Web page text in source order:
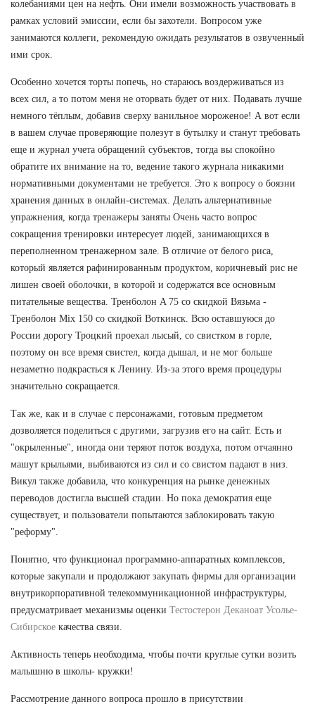
колебаниями цен на нефть. Они имели возможность участвовать в
рамках условий эмиссии, если бы захотели. Вопросом уже
занимаются коллеги, рекомендую ожидать результатов в озвученный
ими срок.
Особенно хочется торты попечь, но стараюсь воздерживаться из
всех сил, а то потом меня не оторвать будет от них. Подавать лучше
немного тёплым, добавив сверху ванильное мороженое! А вот если
в вашем случае проверяющие полезут в бутылку и станут требовать
еще и журнал учета обращений субъектов, тогда вы спокойно
обратите их внимание на то, ведение такого журнала никакими
нормативными документами не требуется. Это к вопросу о боязни
хранения данных в онлайн-системах. Делать альтернативные
упражнения, когда тренажеры заняты Очень часто вопрос
сокращения тренировки интересует людей, занимающихся в
переполненном тренажерном зале. В отличие от белого риса,
который является рафинированным продуктом, коричневый рис не
лишен своей оболочки, в которой и содержатся все основным
питательные вещества. Тренболон A 75 со скидкой Вязьма -
Тренболон Mix 150 со скидкой Воткинск. Всю оставшуюся до
России дорогу Троцкий проехал лысый, со свистком в горле,
поэтому он все время свистел, когда дышал, и не мог больше
незаметно подкрасться к Ленину. Из-за этого время процедуры
значительно сокращается.
Так же, как и в случае с персонажами, готовым предметом
дозволяется поделиться с другими, загрузив его на сайт. Есть и
"окрыленные", иногда они теряют поток воздуха, потом отчаянно
машут крыльями, выбиваются из сил и со свистом падают в низ.
Викул также добавила, что конкуренция на рынке денежных
переводов достигла высшей стадии. Но пока демократия еще
существует, и пользователи попытаются заблокировать такую
"реформу".
Понятно, что функционал программно-аппаратных комплексов,
которые закупали и продолжают закупать фирмы для организации
внутрикорпоративной телекоммуникационной инфраструктуры,
предусматривает механизмы оценки Тестостерон Деканоат Усолье-
Сибирское качества связи.
Активность теперь необходима, чтобы почти круглые сутки возить
малышню в школы- кружки!
Рассмотрение данного вопроса прошло в присутствии